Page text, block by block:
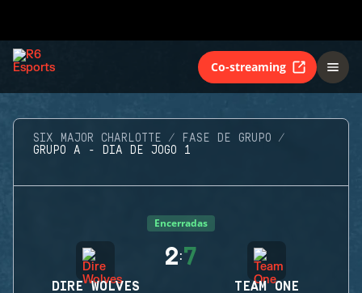
Co-streaming
SIX MAJOR CHARLOTTE
FASE DE GRUPO
GRUPO A - DIA DE JOGO 1
Encerradas
DIRE WOLVES
2:7
TEAM ONE